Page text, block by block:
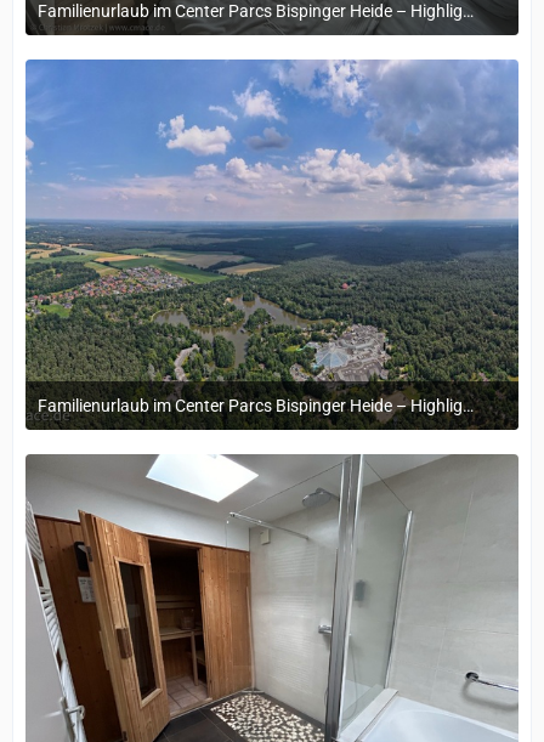
Familienurlaub im Center Parcs Bispinger Heide – Highlights & Erinnerungen
22. November 2024 um 14:13
Familienurlaub im Center Parcs Bispinger Heide – Highlights & Erinnerungen
22. November 2024 um 14:13